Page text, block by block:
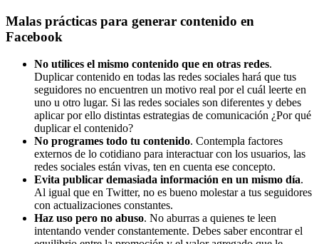
Malas prácticas para generar contenido en
Facebook
No utilices el mismo contenido que en otras redes.
Duplicar contenido en todas las redes sociales hará que tus
seguidores no encuentren un motivo real por el cuál leerte en
uno u otro lugar. Si las redes sociales son diferentes y debes
aplicar por ello distintas estrategias de comunicación ¿Por qué
duplicar el contenido?
No programes todo tu contenido. Contempla factores
externos de lo cotidiano para interactuar con los usuarios, las
redes sociales están vivas, ten en cuenta ese concepto.
Evita publicar demasiada información en un mismo día.
Al igual que en Twitter, no es bueno molestar a tus seguidores
con actualizaciones constantes.
Haz uso pero no abuso. No aburras a quienes te leen
intentando vender constantemente. Debes saber encontrar el